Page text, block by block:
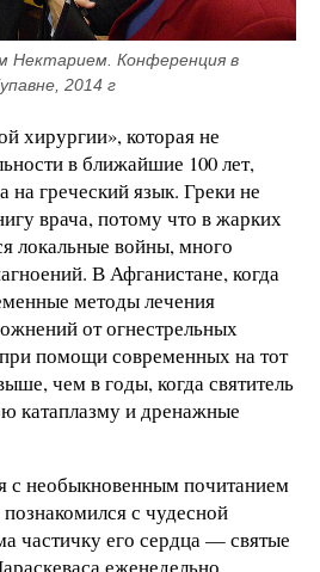
Нектарием. Конференция в
2014 г
хирургии», которая не
в ближайшие 100 лет,
на греческий язык. Греки не
врача, потому что в жарких
локальные войны, много
В Афганистане, когда
методы лечения
от огнестрельных
помощи современных на тот
чем в годы, когда святитель
катаплазму и дренажные
с необыкновенным почитанием
с чудесной
частичку его сердца — святые